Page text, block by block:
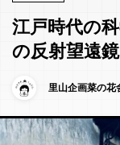
江戸時代の
の反射望遠
里山企画菜の花